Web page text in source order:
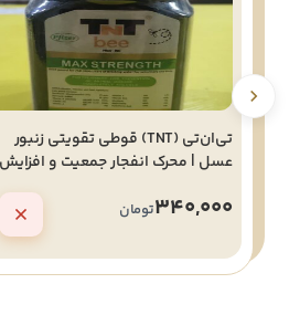
تی‌ان‌تی (TNT) قوطی تقویتی زنبور
عسل | محرک انفجار جمعیت و افزایش
340,000تومان